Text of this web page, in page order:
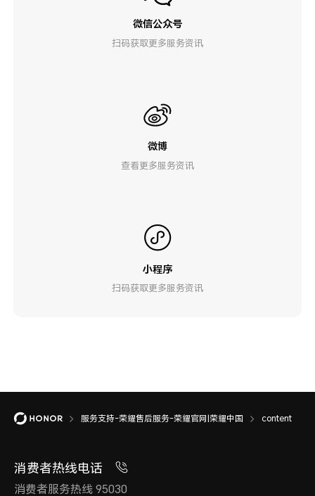
微信公众号
扫码获取更多服务资讯
微博
查看更多服务资讯
小程序
扫码获取更多服务资讯
服务支持-荣耀售后服务-荣耀官网|荣耀中国 content
消费者热线电话
消费者服务热线 95030